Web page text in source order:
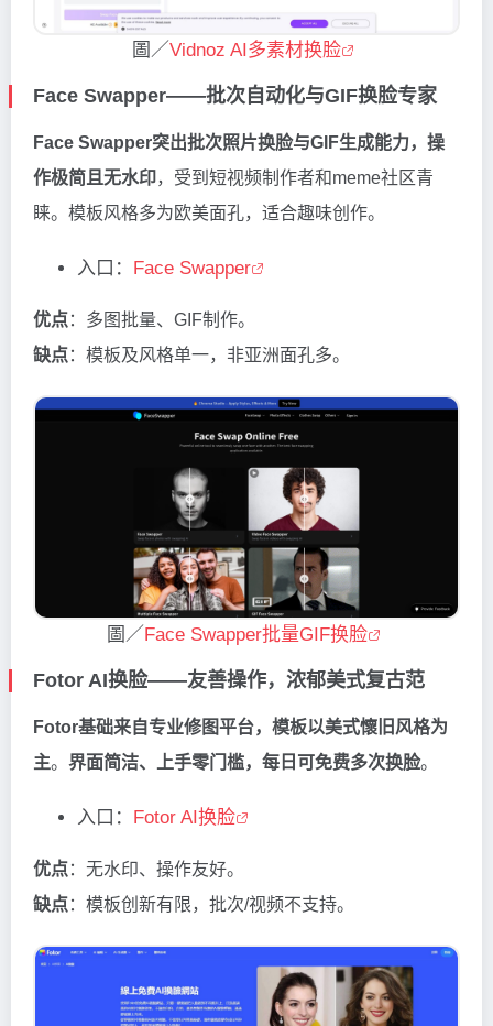
圖／Vidnoz AI多素材换脸
Face Swapper——批次自动化与GIF换脸专家
Face Swapper突出批次照片换脸与GIF生成能力，操
作极简且无水印，受到短视频制作者和meme社区青
睐。模板风格多为欧美面孔，适合趣味创作。
入口： Face Swapper
优点：多图批量、GIF制作。
缺点：模板及风格单一，非亚洲面孔多。
圖／Face Swapper批量GIF换脸
Fotor AI换脸——友善操作，浓郁美式复古范
Fotor基础来自专业修图平台，模板以美式懷旧风格为
主。 界面简洁、上手零门槛，每日可免费多次换脸。
入口： Fotor AI换脸
优点：无水印、操作友好。
缺点：模板创新有限，批次/视频不支持。